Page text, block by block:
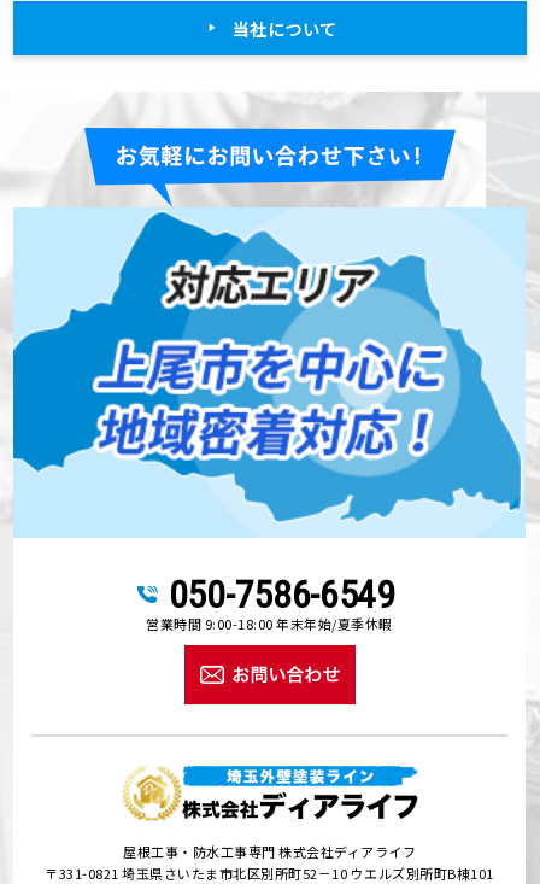
当社について
050-7586-6549
営業時間 9:00-18:00 年末年始/夏季休暇
屋根工事・防水工事専門 株式会社ディアライフ
〒331-0821 埼玉県さいたま市北区別所町52－10 ウエルズ別所町B棟101